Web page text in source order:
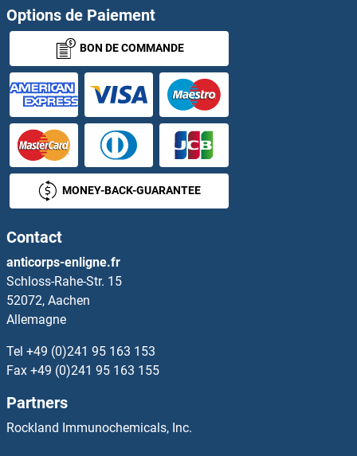
TARBP1 Anticorps
TARBP2 Anticorps
TARDBP Anticorps
TARM1 Anticorps
TARP Anticorps
TARS Anticorps
TARS2 Anticorps
TAS1R1 Anticorps
TAS1R2 Anticorps
TAS1R3 Anticorps
TAS2R1 Anticorps
Options de Paiement
BON DE COMMANDE
MONEY-BACK-GUARANTEE
Contact
anticorps-enligne.fr
Schloss-Rahe-Str. 15
52072, Aachen
Allemagne
Tel +49 (0)241 95 163 153
Fax +49 (0)241 95 163 155
Partners
Rockland Immunochemicals, Inc.